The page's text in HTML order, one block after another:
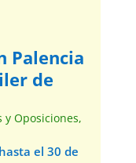
Palencia
de
y Oposiciones,
el 30 de